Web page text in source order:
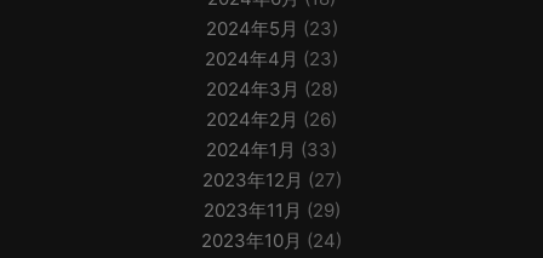
2024年5月 (23)
2024年4月 (23)
2024年3月 (28)
2024年2月 (26)
2024年1月 (33)
2023年12月 (27)
2023年11月 (29)
2023年10月 (24)